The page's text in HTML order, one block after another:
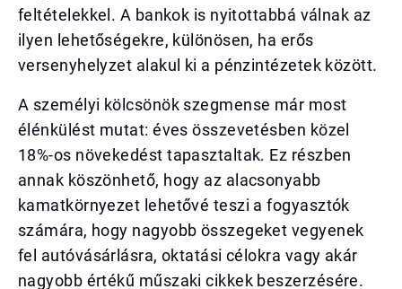
feltételekkel. A bankok is nyitottabbá válnak az
ilyen lehetőségekre, különösen, ha erős
versenyhelyzet alakul ki a pénzintézetek között.
A személyi kölcsönök szegmense már most
élénkülést mutat: éves összevetésben közel
18%-os növekedést tapasztaltak. Ez részben
annak köszönhető, hogy az alacsonyabb
kamatkörnyezet lehetővé teszi a fogyasztók
számára, hogy nagyobb összegeket vegyenek
fel autóvásárlásra, oktatási célokra vagy akár
nagyobb értékű műszaki cikkek beszerzésére.